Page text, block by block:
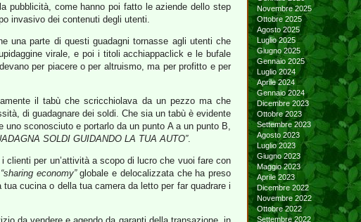
pubblicità, come hanno poi fatto le aziende dello step
invasivo dei contenuti degli utenti.
una parte di questi guadagni tornasse agli utenti che
virale, e poi i titoli acchiappaclick e le bufale
per piacere o per altruismo, ma per profitto e per
il tabù che scricchiolava da un pezzo ma che
di guadagnare dei soldi. Che sia un tabù è evidente
sconosciuto e portarlo da un punto A a un punto B,
SOLDI GUIDANDO LA TUA AUTO”.
clienti per un’attività a scopo di lucro che vuoi fare con
“sharing economy”globale e delocalizzata che ha preso
cucina o della tua camera da letto per far quadrare i
Novembre 2025
Ottobre 2025
Agosto 2025
Luglio 2025
Giugno 2025
Gennaio 2025
Luglio 2024
Aprile 2024
Gennaio 2024
Dicembre 2023
Ottobre 2023
Settembre 2023
Agosto 2023
Luglio 2023
Giugno 2023
Maggio 2023
Aprile 2023
Dicembre 2022
Novembre 2022
Ottobre 2022
Settembre 2022